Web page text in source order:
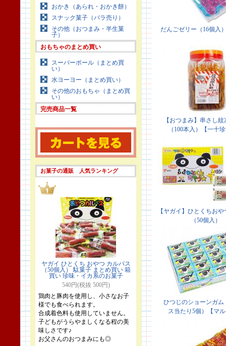
おかき（あられ・おかき餅）
スナック菓子（バラ売り）
その他（おつまみ・半生菓
子）
おもちゃのまとめ買い
スーパーボール（まとめ買
い）
水ヨーヨー（まとめ買い）
その他のおもちゃ（まとめ買
い）
完売商品一覧
お菓子の通販 人気ランキング
ヤガイ ひとくち おやつ カルパス
（50個入） 駄菓子 まとめ買い 箱
買い 珍味・イカ系のお菓子
540円(税抜 500円)
鶏肉と豚肉を使用し、小さなお子
様でも食べられます。
合成着色料も使用していません。
子どもがうらやましくなる程の美
味しさです♪
お父さんのおつまみにも◎